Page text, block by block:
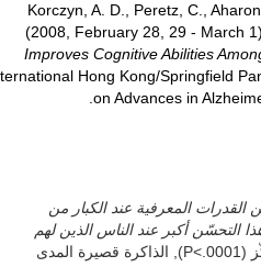
Korczyn, A. D., Peretz, C.,
(2008, February 28, 29 - March
Improves Cognitive Abilities
Hong Kong/Springfield
on Advances in
القدرات المعرفية عند الكبار من
التحسّن أكبر عند الناس الذين لهم
. الانتباه المركّز (P<.0001), الذاكرة قصيرة المدى